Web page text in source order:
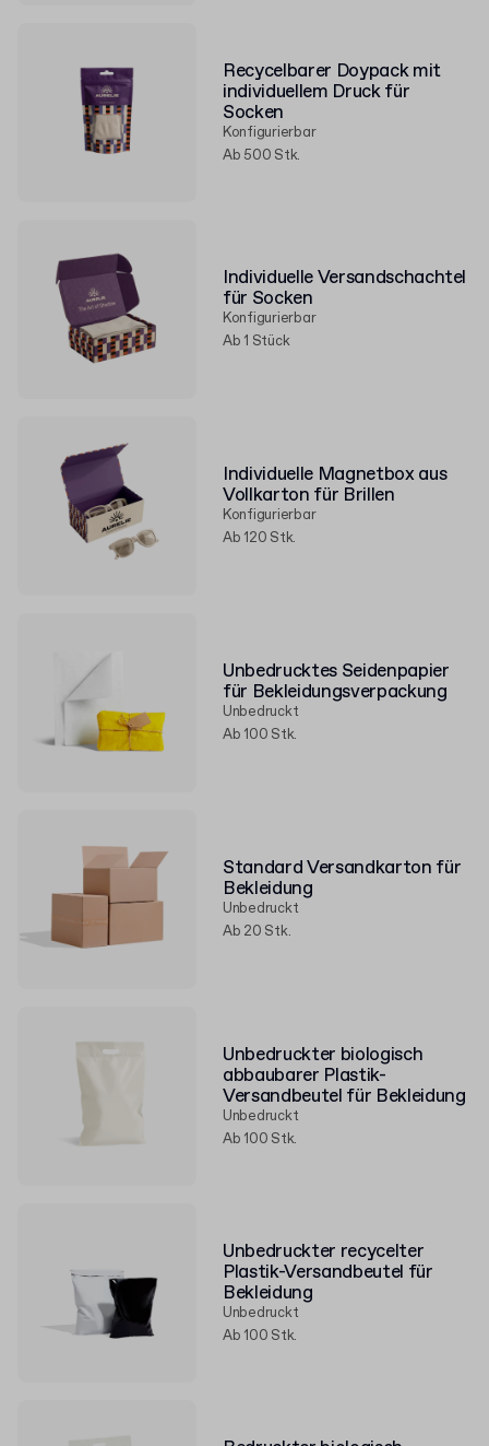
Recycelbarer Doypack mit
individuellem Druck für
Socken
Konfigurierbar
Ab 500 Stk.
Individuelle Versandschachtel
für Socken
Konfigurierbar
Ab 1 Stück
Individuelle Magnetbox aus
Vollkarton für Brillen
Konfigurierbar
Ab 120 Stk.
Unbedrucktes Seidenpapier
für Bekleidungsverpackung
Unbedruckt
Ab 100 Stk.
Standard Versandkarton für
Bekleidung
Unbedruckt
Ab 20 Stk.
Unbedruckter biologisch
abbaubarer Plastik-
Versandbeutel für Bekleidung
Unbedruckt
Ab 100 Stk.
Unbedruckter recycelter
Plastik-Versandbeutel für
Bekleidung
Unbedruckt
Ab 100 Stk.